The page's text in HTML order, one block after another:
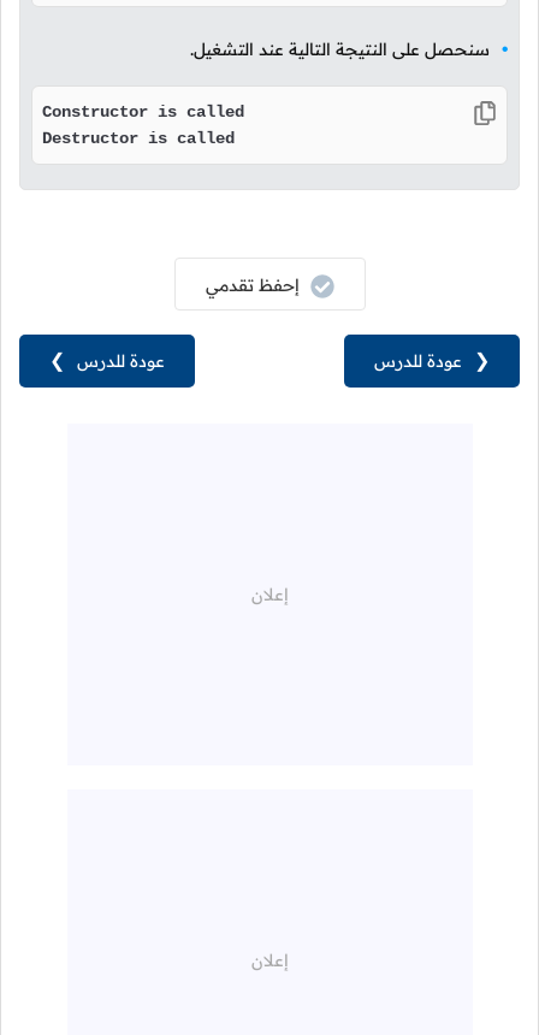
سنحصل على النتيجة التالية عند التشغيل.
Constructor is called
Destructor is called
عودة للدرس ❯
إحفظ تقدمي
❮ عودة للدرس